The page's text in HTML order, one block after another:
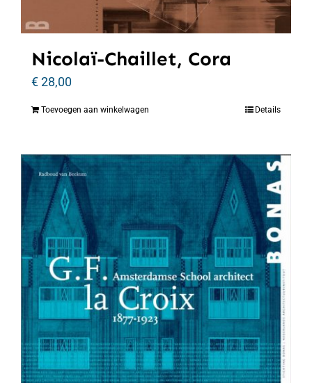
Nicolaï-Chaillet, Cora
€28,00
Toevoegen aan winkelwagen Details